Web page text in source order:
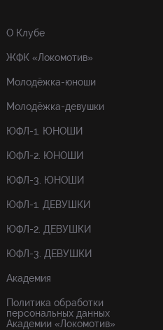
О Клубе
ЖФК «Локомотив»
Молодёжка-юноши
Молодёжка-девушки
ЮФЛ-1. ЮНОШИ
ЮФЛ-2. ЮНОШИ
ЮФЛ-3. ЮНОШИ
ЮФЛ-1. ДЕВУШКИ
ЮФЛ-2. ДЕВУШКИ
ЮФЛ-3. ДЕВУШКИ
Академия
Политика обработки
персональных данных
Академии «Локомотив»